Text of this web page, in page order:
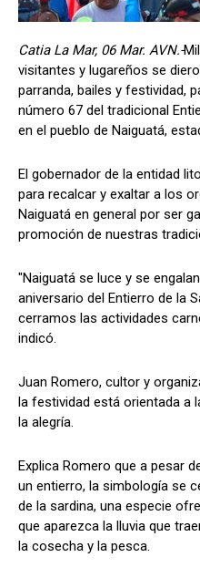
Catia La Mar, 06 Mar. AVN.-
visitantes y lugareños se
parranda, bailes y festividad,
número 67 del tradicional
en el pueblo de Naiguatá,
El gobernador de la entidad
para recalcar y exaltar a los
Naiguatá en general por ser
promoción de nuestras
"Naiguatá se luce y se
aniversario del Entierro de la
cerramos las actividades
indicó.
Juan Romero, cultor y
la festividad está orientada a
la alegría.
Explica Romero que a pesar
un entierro, la simbología se
de la sardina, una especie
que aparezca la lluvia que
la cosecha y la pesca.